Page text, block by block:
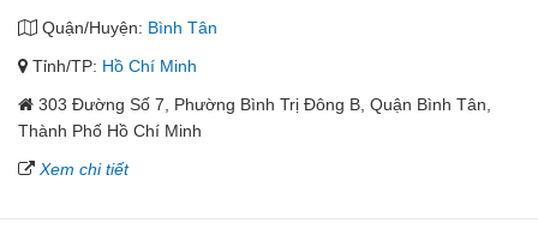
Quận/Huyện: Bình Tân
Tỉnh/TP: Hồ Chí Minh
303 Đường Số 7, Phường Bình Trị Đông B, Quận Bình Tân,
Thành Phố Hồ Chí Minh
Xem chi tiết